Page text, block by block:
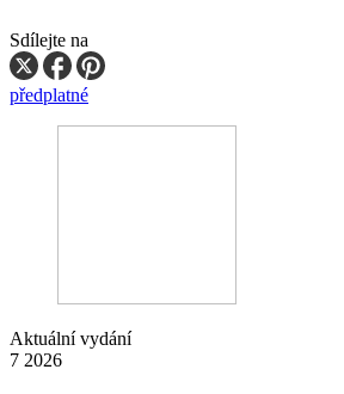
Sdílejte na
předplatné
Aktuální vydání
7 2026